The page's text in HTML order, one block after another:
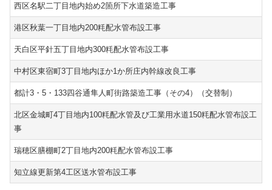
西区名駅二丁目地内始め2箇所下水道築造工事
港区秋葉一丁目地内200粍配水管布設工事
天白区平針五丁目地内300粍配水管布設工事
中村区東宿町3丁目地内ほか1か所庄内幹線改良工事
都計3・5・133四谷通隼人町街路築造工事（その4）（交替制）
北区金城町4丁目地内100粍配水管及び工業用水道150粍配水管布設工
事
瑞穂区膳棚町2丁目地内200粍配水管布設工事
知立線更新第4工区送水管布設工事